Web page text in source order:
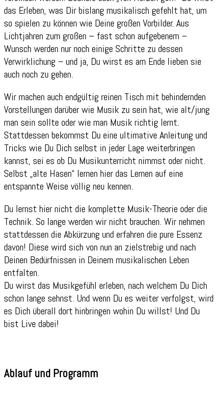
das Erleben, was Dir bislang musikalisch gefehlt hat, um
so spielen zu können wie Deine großen Vorbilder. Aus
Lichtjahren zum großen – fast schon aufgebenem –
Wunsch werden nur noch einige Schritte zu dessen
Verwirklichung – und ja, Du wirst es am Ende lieben sie
auch noch zu gehen.
Wir machen auch endgültig reinen Tisch mit behindernden
Vorstellungen darüber wie Musik zu sein hat, wie alt/jung
man sein sollte oder wie man Musik richtig lernt.
Stattdessen bekommst Du eine ultimative Anleitung und
Tricks wie Du Dich selbst in jeder Lage weiterbringen
kannst, sei es ob Du Musikunterricht nimmst oder nicht.
Selbst „alte Hasen“ lernen hier das Lernen auf eine
entspannte Weise völlig neu kennen.
Du lernst hier nicht die komplette Musik-Theorie oder die
Technik. So lange werden wir nicht brauchen. Wir nehmen
stattdessen die Abkürzung und erfahren die pure Essenz
davon! Diese wird sich von nun an zielstrebig und nach
Deinen Bedürfnissen in Deinem musikalischen Leben
entfalten.
Du wirst das Musikgefühl erleben, nach welchem Du Dich
schon lange sehnst. Und wenn Du es weiter verfolgst, wird
es Dich überall dort hinbringen wohin Du willst! Und Du
bist Live dabei!
Ablauf und Programm